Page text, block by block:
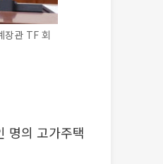
장관 TF 회
명의 고가주택